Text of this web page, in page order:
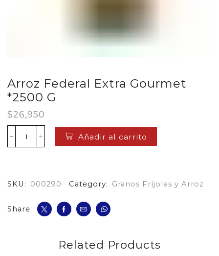
Arroz Federal Extra Gourmet
*2500 G
$26,950
Arroz
Federal
Añadir al carrito
SKU: 000290 Category: Granos Fríjoles y Arroz
Share:
Related Products